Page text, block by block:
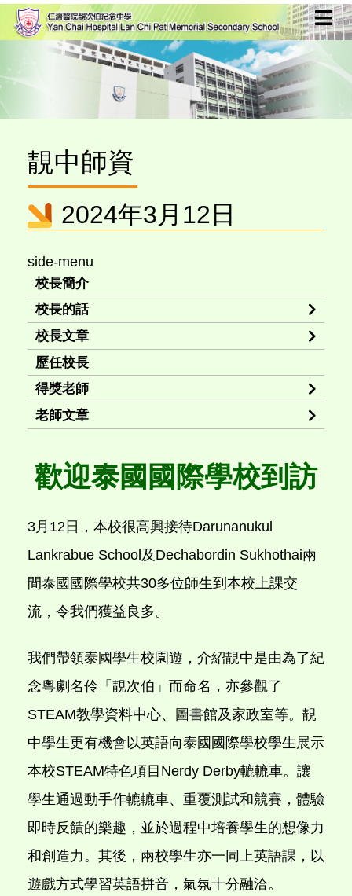
靚中師資
2024年3月12日
side-menu
校長簡介
校長的話
校長文章
歷任校長
得獎老師
老師文章
歡迎泰國國際學校到訪
3月12日，本校很高興接待Darunanukul
Lankrabue School及Dechabordin Sukhothai兩
間泰國國際學校共30多位師生到本校上課交
流，令我們獲益良多。
我們帶領泰國學生校園遊，介紹靚中是由為了紀
念粵劇名伶「靚次伯」而命名，亦參觀了
STEAM教學資料中心、圖書館及家政室等。靚
中學生更有機會以英語向泰國國際學校學生展示
本校STEAM特色項目Nerdy Derby轆轆車。讓
學生通過動手作轆轆車、重覆測試和競賽，體驗
即時反饋的樂趣，並於過程中培養學生的想像力
和創造力。其後，兩校學生亦一同上英語課，以
遊戲方式學習英語拼音，氣氛十分融洽。